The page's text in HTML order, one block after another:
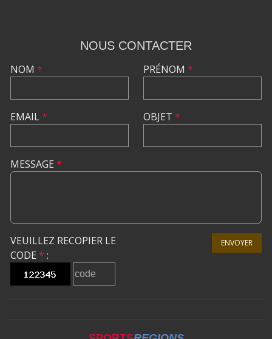
NOUS CONTACTER
NOM *
EMAIL*
PRÉNOM *
OBJET *
MESSAGE *
VEUILLEZ RECOPIER LE
CODE * :
ENVOYER